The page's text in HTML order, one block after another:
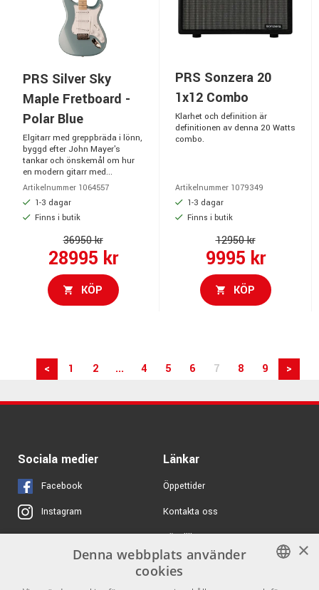
PRS Silver Sky
Maple Fretboard -
Polar Blue
Elgitarr med greppbräda i lönn,
byggd efter John Mayer's
tankar och önskemål om hur
en modern gitarr med...
Artikelnummer 1064557
1-3 dagar
Finns i butik
36950 kr
28995 kr
KÖP
PRS Sonzera 20
1x12 Combo
Klarhet och definition är
definitionen av denna 20 Watts
combo.
Artikelnummer 1079349
1-3 dagar
Finns i butik
12950 kr
9995 kr
KÖP
< 1 2 ... 4 5 6 7 8 9 >
Sociala medier
Facebook
Instagram
X
Youtube
Länkar
Öppettider
Kontakta oss
Köpvillkor
Butiken
×
Denna webbplats använder
cookies